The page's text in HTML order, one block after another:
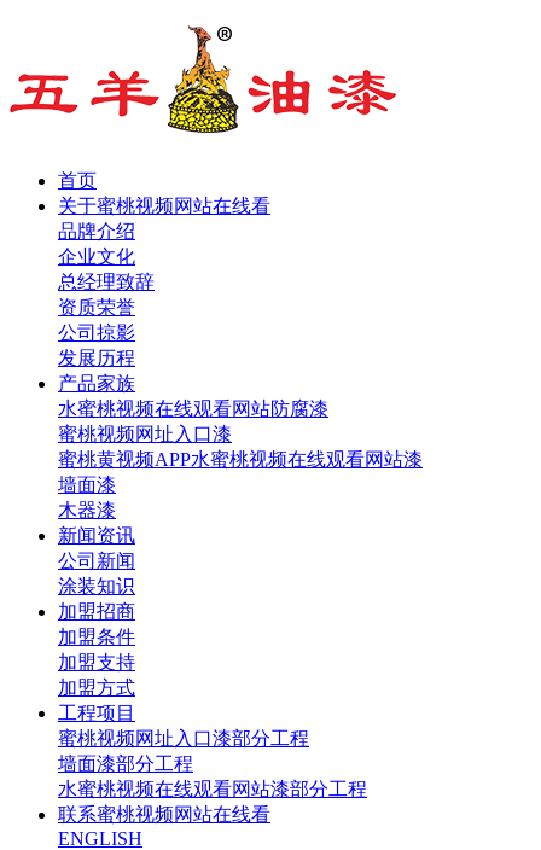
首页
关于蜜桃视频网站在线看
品牌介绍
企业文化
总经理致辞
资质荣誉
公司掠影
发展历程
产品家族
水蜜桃视频在线观看网站防腐漆
蜜桃视频网址入口漆
蜜桃黄视频APP水蜜桃视频在线观看网站漆
墙面漆
木器漆
新闻资讯
公司新闻
涂装知识
加盟招商
加盟条件
加盟支持
加盟方式
工程项目
蜜桃视频网址入口漆部分工程
墙面漆部分工程
水蜜桃视频在线观看网站漆部分工程
联系蜜桃视频网站在线看
ENGLISH